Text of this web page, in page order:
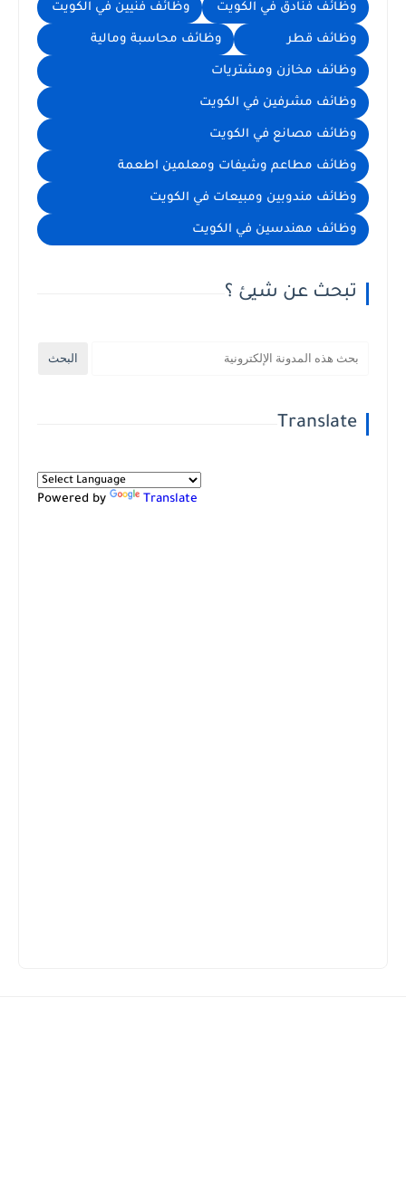
وظائف فنادق في الكويت وظائف فنيين في الكويت
وظائف قطر وظائف محاسبة ومالية
وظائف مخازن ومشتريات
وظائف مشرفين في الكويت
وظائف مصانع في الكويت
وظائف مطاعم وشيفات ومعلمين اطعمة
وظائف مندوبين ومبيعات في الكويت
وظائف مهندسين في الكويت
تبحث عن شيئ ؟
Translate
Powered by Translate